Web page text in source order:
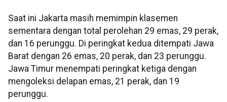
Saat ini Jakarta masih memimpin klasemen
sementara dengan total perolehan 29 emas, 29 perak,
dan 16 perunggu. Di peringkat kedua ditempati Jawa
Barat dengan 26 emas, 20 perak, dan 23 perunggu.
Jawa Timur menempati peringkat ketiga dengan
mengoleksi delapan emas, 21 perak, dan 19
perunggu.